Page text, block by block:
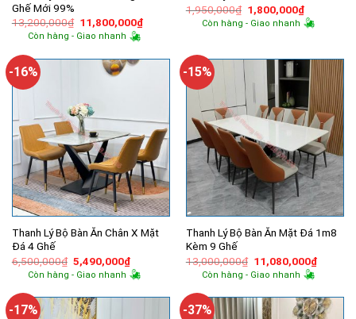
Ghế Mới 99%
13,200,000₫ Giá
gốc
là:
11,800,000₫Giá
hiện
11,800,000₫.
Còn hàng - Giao nhanh
1,950,000₫ Giá
gốc
là:
1,800,000₫Giá
hiện
tại
Còn hàng - Giao nhanh
-16%
Thanh Lý Bộ Bàn Ăn Chân X Mặt
Đá 4 Ghế
6,500,000₫ Giá
gốc
là:
5,490,000₫Giá
hiện
tại
5,490,000₫.
Còn hàng - Giao nhanh
-15%
Thanh Lý Bộ Bàn Ăn Mặt Đá 1m8
Kèm 9 Ghế
13,000,000₫ Giá
gốc
là:
11,080,000₫Giá
hiện
Còn hàng - Giao nhanh
-17% -37%